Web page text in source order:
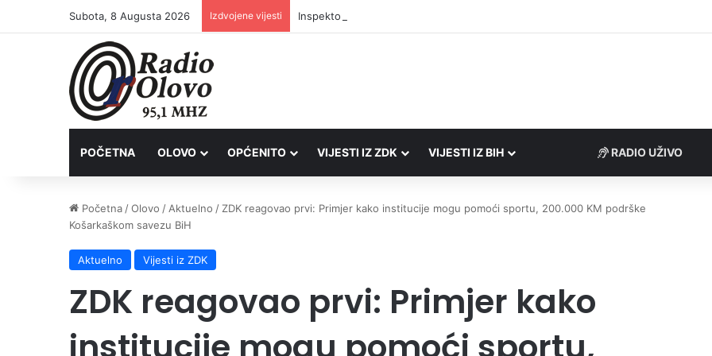
Subota, 8 Augusta 2026 Izdvojene vijesti Inspektori Porezne uprave FBiH na području ZDK izvršili 24 inspekcijska nadzora
POČETNA OLOVO OPĆENITO VIJESTI IZ ZDK VIJESTI IZ BIH RADIO UŽIVO
Početna /Olovo / Aktuelno / ZDK reagovao prvi: Primjer kako institucije mogu pomoći sportu, 200.000 KM podrške
Košarkaškom savezu BiH
Aktuelno Vijesti iz ZDK
ZDK reagovao prvi: Primjer kako
institucije mogu pomoći sportu,